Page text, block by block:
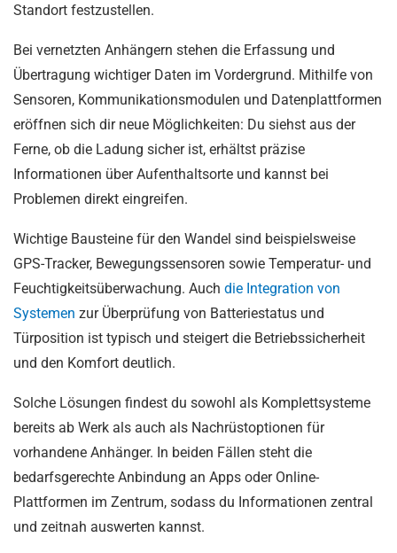
Standort festzustellen.
Bei vernetzten Anhängern stehen die Erfassung und
Übertragung wichtiger Daten im Vordergrund. Mithilfe von
Sensoren, Kommunikationsmodulen und Datenplattformen
eröffnen sich dir neue Möglichkeiten: Du siehst aus der
Ferne, ob die Ladung sicher ist, erhältst präzise
Informationen über Aufenthaltsorte und kannst bei
Problemen direkt eingreifen.
Wichtige Bausteine für den Wandel sind beispielsweise
GPS-Tracker, Bewegungssensoren sowie Temperatur- und
Feuchtigkeitsüberwachung. Auch die Integration von
Systemen zur Überprüfung von Batteriestatus und
Türposition ist typisch und steigert die Betriebssicherheit
und den Komfort deutlich.
Solche Lösungen findest du sowohl als Komplettsysteme
bereits ab Werk als auch als Nachrüstoptionen für
vorhandene Anhänger. In beiden Fällen steht die
bedarfsgerechte Anbindung an Apps oder Online-
Plattformen im Zentrum, sodass du Informationen zentral
und zeitnah auswerten kannst.